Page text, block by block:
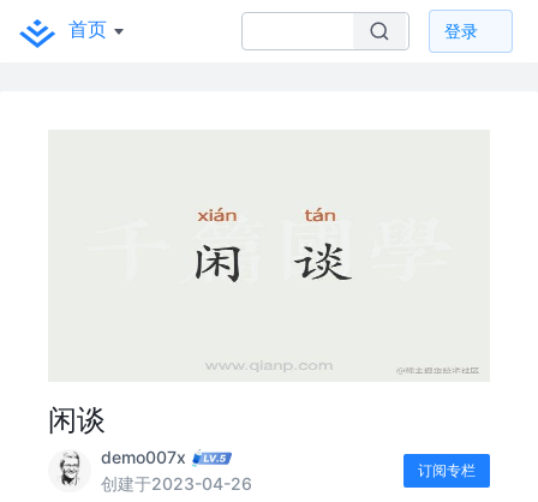
首页 登录
闲谈
demo007x
创建于2023-04-26
订阅专栏